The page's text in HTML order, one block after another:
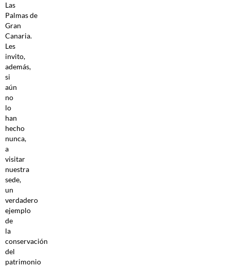
Las
Palmas de
Gran
Canaria.
Les
invito,
además,
si
aún
no
lo
han
hecho
nunca,
a
visitar
nuestra
sede,
un
verdadero
ejemplo
de
la
conservación
del
patrimonio